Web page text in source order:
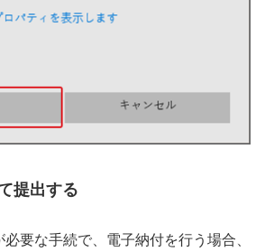
提出する
要な手続で、電子納付を行う場合、